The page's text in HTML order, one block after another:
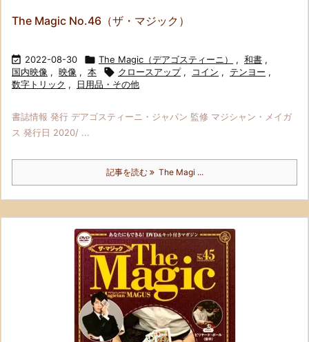
The Magic No.46（ザ・マジック）
 2022-08-30  The Magic（デアゴスティーニ） , 和書 ,
国内映像 , 映像 , 本  クロースアップ , コイン , テンヨー ,
数字トリック , 日用品・その他
書誌情報 発行 デアゴスティーニ・ジャパン 監修 マジシャン・メイガ
ス 発行日 2020/ ...
記事を読む The Magi ...